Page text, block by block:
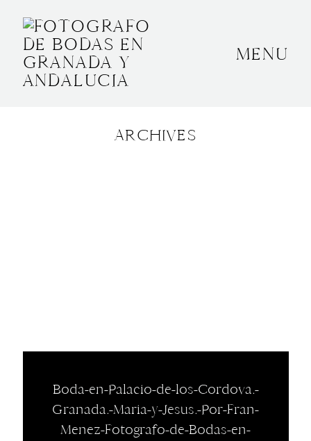
MENU
ARCHIVES
Boda-en-Palacio-de-los-Cordova.-
Granada.-Maria-y-Jesus.-Por-Fran-
Menez-Fotografo-de-Bodas-en-
BODAS